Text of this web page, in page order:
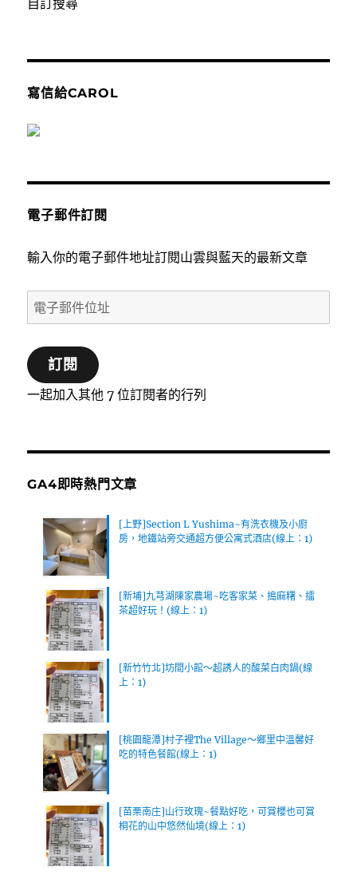
寫信給CAROL
電子郵件訂閱
輸入你的電子郵件地址訂閱山雲與藍天的最新文章
電
子
郵
件
位
訂閱
一起加入其他 7 位訂閱者的行列
GA4即時熱門文章
[上野]Section L Yushima~有洗衣機及小廚
房，地鐵站旁交通超方便公寓式酒店(線上：1)
[新埔]九芎湖陳家農場~吃客家菜、搗麻糬、擂
茶超好玩！(線上：1)
[新竹竹北]坊間小館～超誘人的酸菜白肉鍋(線
上：1)
[桃園龍潭]村子裡The Village～鄉里中溫馨好
吃的特色餐館(線上：1)
[苗栗南庄]山行玫瑰~餐點好吃，可賞櫻也可賞
桐花的山中悠然仙境(線上：1)